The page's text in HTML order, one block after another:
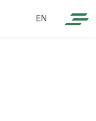
EN